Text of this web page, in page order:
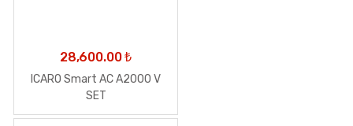
28,600.00₺
ICARO Smart AC A2000 V
SET